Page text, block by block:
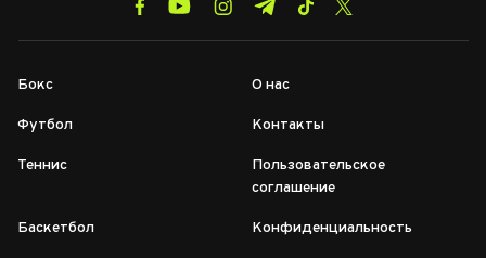
Бокс
Футбол
Теннис
Баскетбол
О нас
Контакты
Пользовательское
соглашение
Конфиденциальность